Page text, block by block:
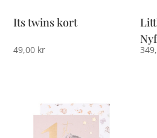
Its twins kort
49,00 kr